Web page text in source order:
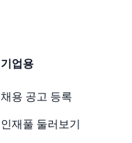
기업용
채용 공고 등록
인재풀 둘러보기